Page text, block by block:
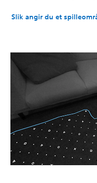
Slik angir du et